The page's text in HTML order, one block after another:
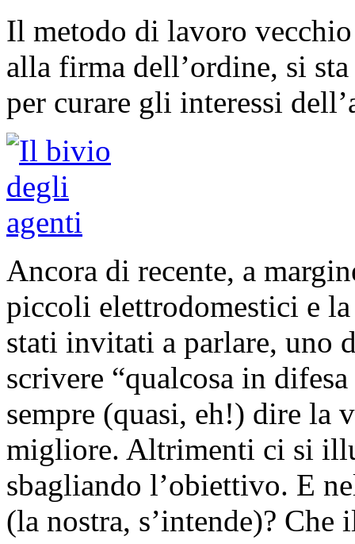
Il metodo di lavoro
alla firma dell’ordine, si
per curare gli interessi
Ancora di recente, a
piccoli elettrodomestici e
stati invitati a parlare, uno
scrivere “qualcosa in
sempre (quasi, eh!) dire la
migliore. Altrimenti ci si
sbagliando l’obiettivo. E
(la nostra, s’intende)?